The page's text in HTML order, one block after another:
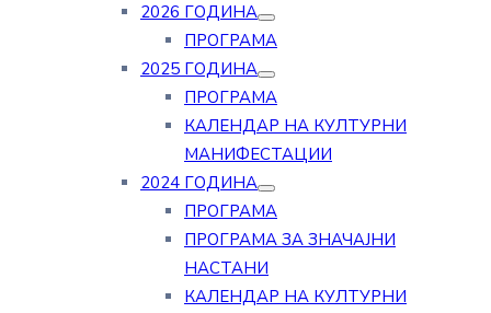
2026 ГОДИНА
ПРОГРАМА
2025 ГОДИНА
ПРОГРАМА
КАЛЕНДАР НА КУЛТУРНИ
МАНИФЕСТАЦИИ
2024 ГОДИНА
ПРОГРАМА
ПРОГРАМА ЗА ЗНАЧАЈНИ
НАСТАНИ
КАЛЕНДАР НА КУЛТУРНИ